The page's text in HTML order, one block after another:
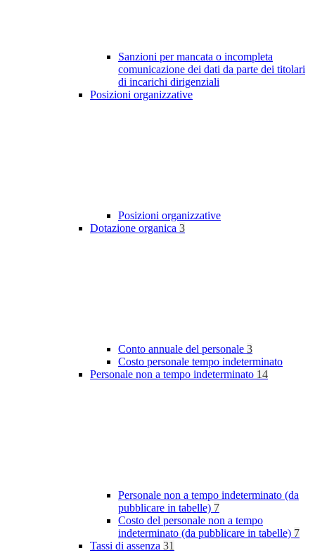
Sanzioni per mancata o incompleta
comunicazione dei dati da parte dei titolari
di incarichi dirigenziali
Posizioni organizzative
Posizioni organizzative
Dotazione organica 3
Conto annuale del personale 3
Costo personale tempo indeterminato
Personale non a tempo indeterminato 14
Personale non a tempo indeterminato (da
pubblicare in tabelle) 7
Costo del personale non a tempo
indeterminato (da pubblicare in tabelle) 7
Tassi di assenza 31